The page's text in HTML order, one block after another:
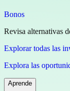
Bonos
Revisa alternativas
Explorar todas las
Explora las
Aprende